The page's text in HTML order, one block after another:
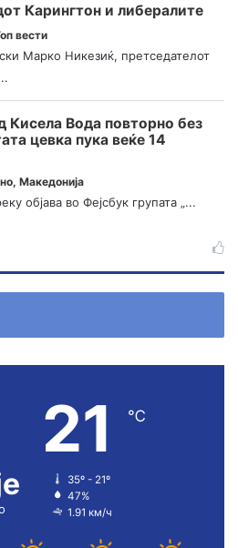
Карингтон и либералите
вести
Марко Никезиќ, претседателот
Кисела Вода повторно без
цевка пука веќе 14
, Македонија
објава во Фејсбук групата „...
21 ℃
35º - 21º
47%
1.91 км/ч